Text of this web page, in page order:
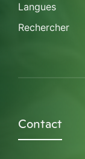
Langues
Rechercher
Contact